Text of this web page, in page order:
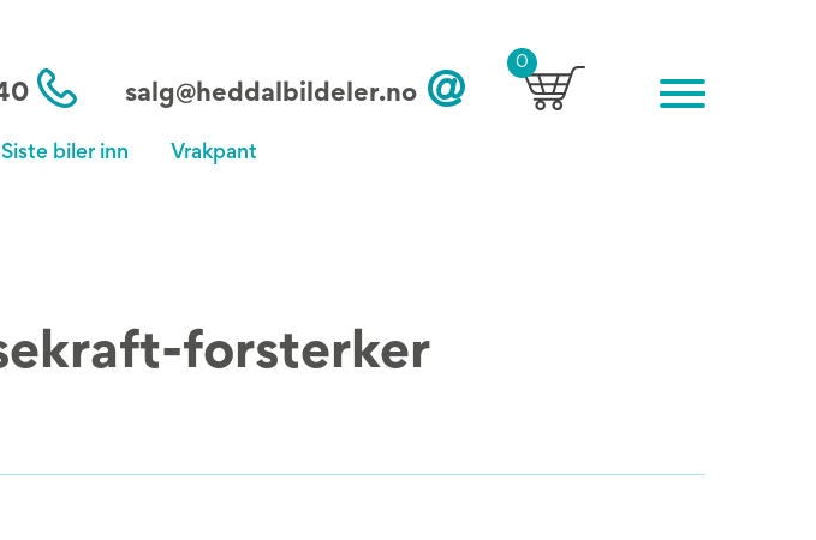
salg@heddalbildeler.no
0
Siste biler inn Vrakpant
forsterker